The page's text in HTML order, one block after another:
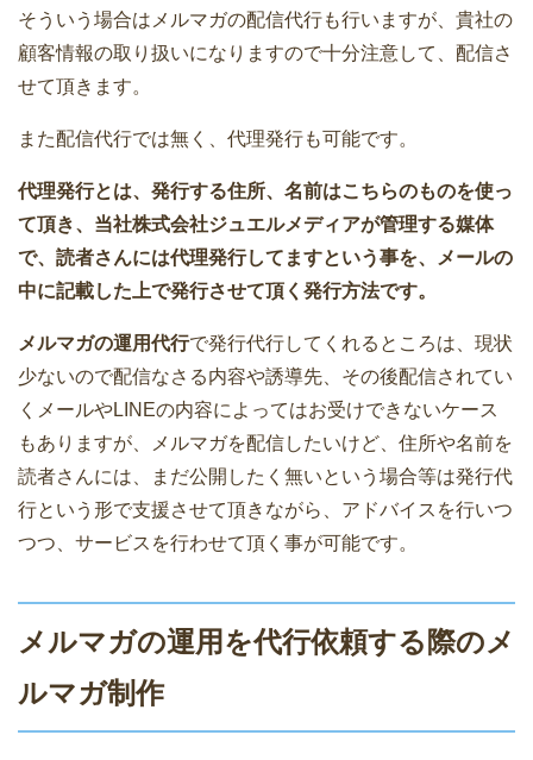
そういう場合はメルマガの配信代行も行いますが、貴社の
顧客情報の取り扱いになりますので十分注意して、配信さ
せて頂きます。
また配信代行では無く、代理発行も可能です。
代理発行とは、発行する住所、名前はこちらのものを使っ
て頂き、当社株式会社ジュエルメディアが管理する媒体
で、読者さんには代理発行してますという事を、メールの
中に記載した上で発行させて頂く発行方法です。
メルマガの運用代行で発行代行してくれるところは、現状
少ないので配信なさる内容や誘導先、その後配信されてい
くメールやLINEの内容によってはお受けできないケース
もありますが、メルマガを配信したいけど、住所や名前を
読者さんには、まだ公開したく無いという場合等は発行代
行という形で支援させて頂きながら、アドバイスを行いつ
つつ、サービスを行わせて頂く事が可能です。
メルマガの運用を代行依頼する際のメ
ルマガ制作